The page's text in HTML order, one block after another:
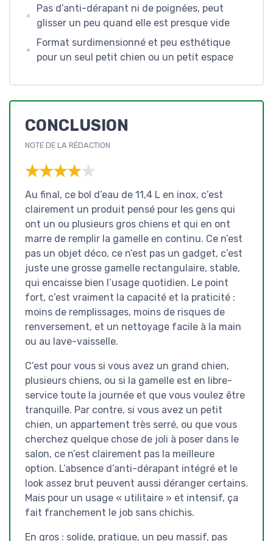
Pas d’anti-dérapant ni de poignées, peut
glisser un peu quand elle est presque vide
Format surdimensionné et peu esthétique
pour un seul petit chien ou un petit espace
CONCLUSION
NOTE DE LA RÉDACTION
★★★★★
★★★★★
Au final, ce bol d’eau de 11,4 L en inox, c’est
clairement un produit pensé pour les gens qui
ont un ou plusieurs gros chiens et qui en ont
marre de remplir la gamelle en continu. Ce n’est
pas un objet déco, ce n’est pas un gadget, c’est
juste une grosse gamelle rectangulaire, stable,
qui encaisse bien l’usage quotidien. Le point
fort, c’est vraiment la capacité et la praticité :
moins de remplissages, moins de risques de
renversement, et un nettoyage facile à la main
ou au lave-vaisselle.
C’est pour vous si vous avez un grand chien,
plusieurs chiens, ou si la gamelle est en libre-
service toute la journée et que vous voulez être
tranquille. Par contre, si vous avez un petit
chien, un appartement très serré, ou que vous
cherchez quelque chose de joli à poser dans le
salon, ce n’est clairement pas la meilleure
option. L’absence d’anti-dérapant intégré et le
look assez brut peuvent aussi déranger certains.
Mais pour un usage « utilitaire » et intensif, ça
fait franchement le job sans chichis.
En gros : solide, pratique, un peu massif, pas